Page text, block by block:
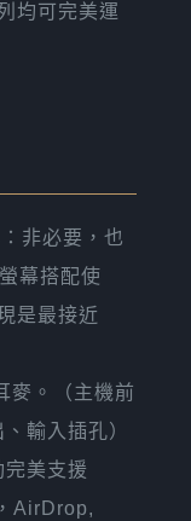
均可完美運
非必要，也
幕搭配使
是最接近
麥。（主機前
輸入插孔）
美支援
AirDrop,